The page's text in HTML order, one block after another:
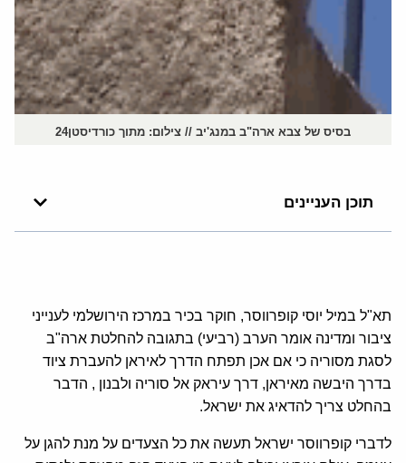
בסיס של צבא ארה"ב במנג'יב // צילום: מתוך כורדיסטן24
תוכן העניינים
תא"ל במיל יוסי קופרווסר, חוקר בכיר במרכז הירושלמי לענייני
ציבור ומדינה אומר הערב (רביעי) בתגובה להחלטת ארה"ב
לסגת מסוריה כי אם אכן תפתח הדרך לאיראן להעברת ציוד
בדרך היבשה מאיראן, דרך עיראק אל סוריה ולבנון , הדבר
בהחלט צריך להדאיג את ישראל.
לדברי קופרווסר ישראל תעשה את כל הצעדים על מנת להגן על